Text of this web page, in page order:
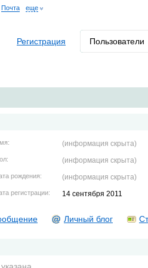
Почта еще
Регистрация Пользователи
(информация скрыта)
(информация скрыта)
рождения: (информация скрыта)
регистрации: 14 сентября 2011
Личный блог